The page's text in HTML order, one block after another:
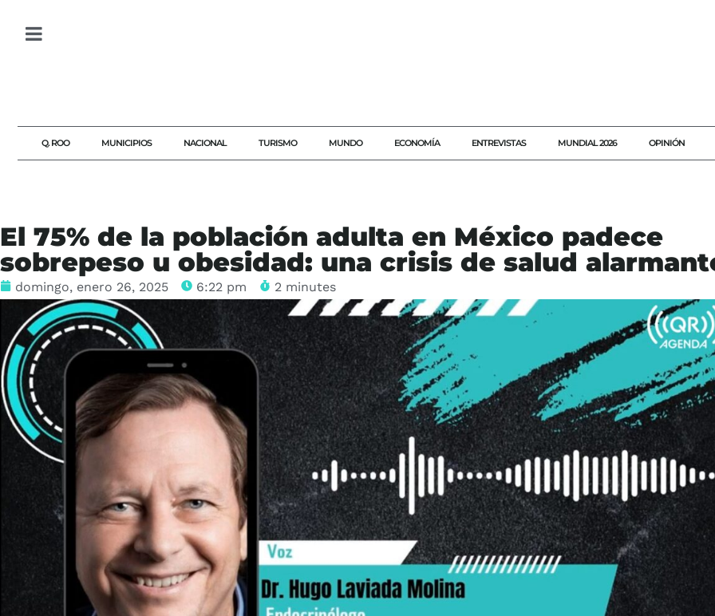
Q. ROO MUNICIPIOS NACIONAL TURISMO MUNDO ECONOMÍA ENTREVISTAS MUNDIAL 2026 OPINIÓN
El 75% de la población adulta en México padece
sobrepeso u obesidad: una crisis de salud
domingo, enero 26, 2025 6:22 pm 2 minutes